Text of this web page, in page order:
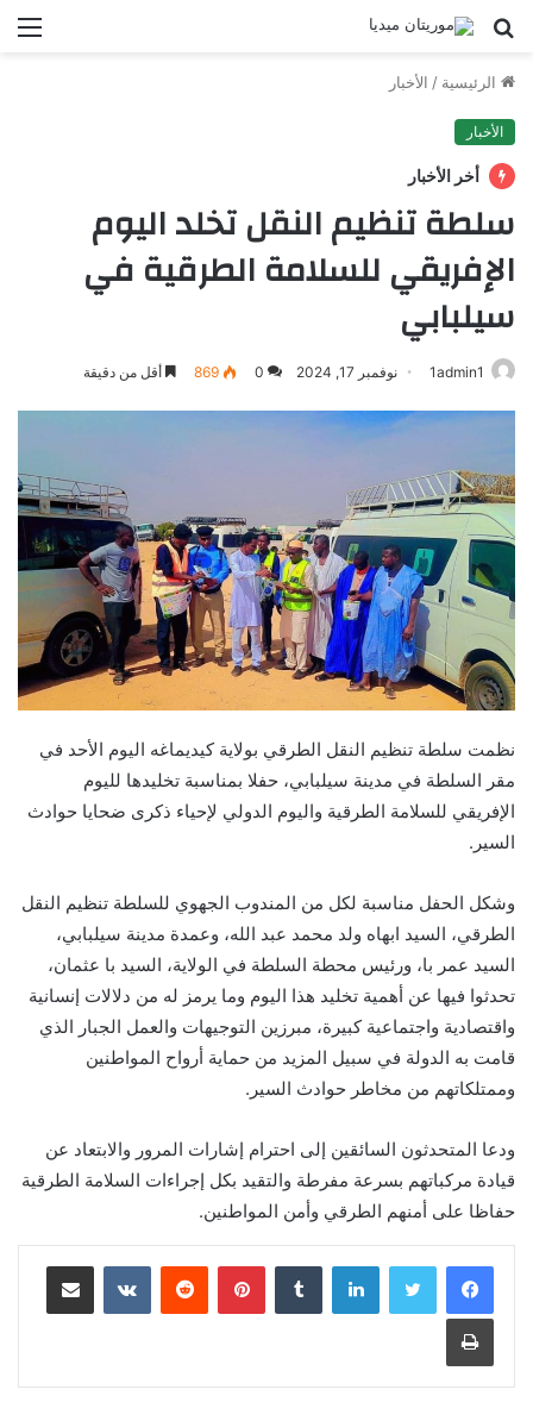
بحث
الرئيسية / الأخبار
الأخبار
أخر الأخبار
سلطة تنظيم النقل تخلد اليوم
الإفريقي للسلامة الطرقية في
سيلبابي
1admin1 نوفمبر 17, 2024 0
869 أقل من دقيقة
نظمت سلطة تنظيم النقل الطرقي بولاية كيديماغه اليوم الأحد في
مقر السلطة في مدينة سيلبابي، حفلا بمناسبة تخليدها لليوم
الإفريقي للسلامة الطرقية واليوم الدولي لإحياء ذكرى ضحايا حوادث
السير.
وشكل الحفل مناسبة لكل من المندوب الجهوي للسلطة تنظيم النقل
الطرقي، السيد ابهاه ولد محمد عبد الله، وعمدة مدينة سيلبابي،
السيد عمر با، ورئيس محطة السلطة في الولاية، السيد با عثمان،
تحدثوا فيها عن أهمية تخليد هذا اليوم وما يرمز له من دلالات إنسانية
واقتصادية واجتماعية كبيرة، مبرزين التوجيهات والعمل الجبار الذي
قامت به الدولة في سبيل المزيد من حماية أرواح المواطنين
وممتلكاتهم من مخاطر حوادث السير.
ودعا المتحدثون السائقين إلى احترام إشارات المرور والابتعاد عن
قيادة مركباتهم بسرعة مفرطة والتقيد بكل إجراءات السلامة الطرقية
حفاظا على أمنهم الطرقي وأمن المواطنين.
لينكدإن بينتيريست مشاركة عبر البريد
طباعة